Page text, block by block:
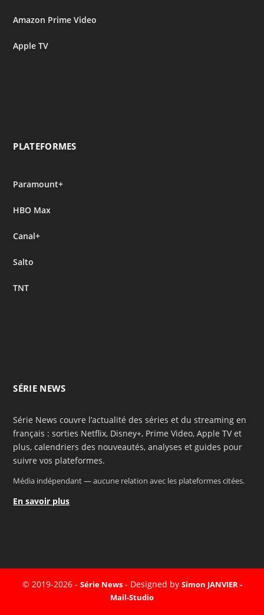
Amazon Prime Video
Apple TV
PLATEFORMES
Paramount+
HBO Max
Canal+
Salto
TNT
SÉRIE NEWS
Série News couvre l’actualité des séries et du streaming en
français : sorties Netflix, Disney+, Prime Video, Apple TV et
plus, calendriers des nouveautés, analyses et guides pour
suivre vos plateformes.
Média indépendant — aucune relation avec les plateformes citées.
En savoir plus
© 2019-2026 - Série News- Designed by Simon JANVIER -
Mail-Studio